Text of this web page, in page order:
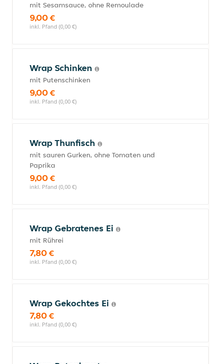
mit Sesamsauce, ohne Remoulade
9,00 €
inkl. Pfand (0,00 €)
Wrap Schinken
mit Putenschinken
9,00 €
inkl. Pfand (0,00 €)
Wrap Thunfisch
mit sauren Gurken, ohne Tomaten und
Paprika
9,00 €
inkl. Pfand (0,00 €)
Wrap Gebratenes Ei
mit Rührei
7,80 €
inkl. Pfand (0,00 €)
Wrap Gekochtes Ei
7,80 €
inkl. Pfand (0,00 €)